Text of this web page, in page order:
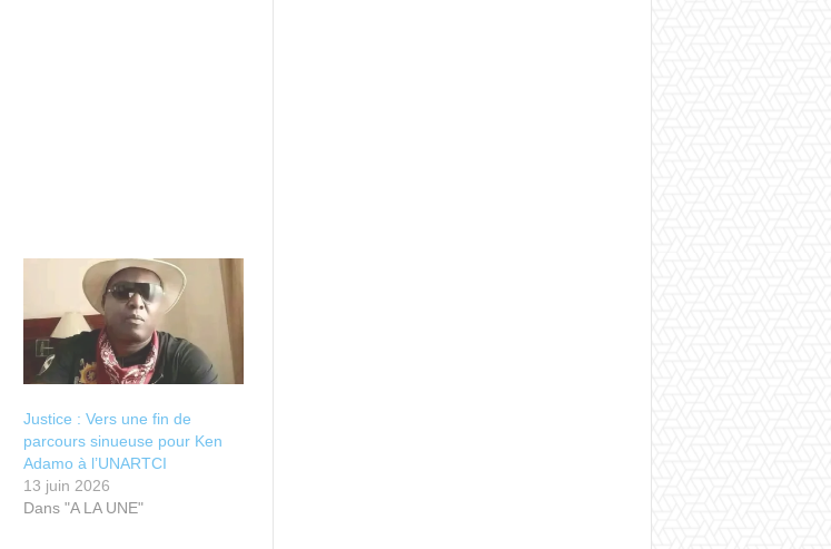
Justice : Vers une fin de
parcours sinueuse pour Ken
Adamo à l’UNARTCI
13 juin 2026
Dans "A LA UNE"